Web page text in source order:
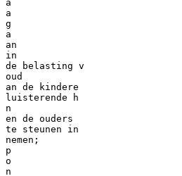
a
a
g
a
an
in
de belasting v
oud
an de kindere
luisterende h
n
en de ouders
te steunen in
nemen;
p
o
n